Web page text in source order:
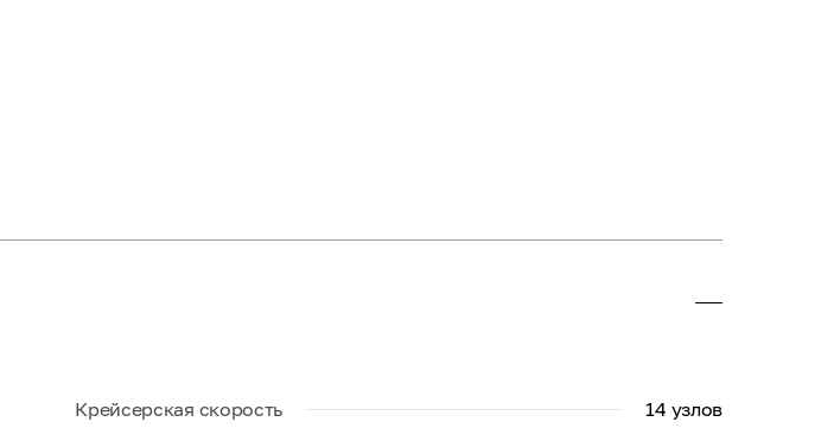
Крейсерская скорость
14 узлов